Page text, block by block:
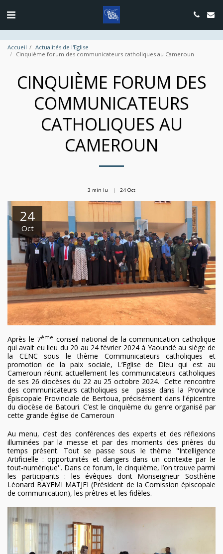
google.com, pub-4889604885818732, DIRECT, f08c47fec0942fa0
Accueil
Actualités de l'Eglise
Cinquième forum des communicateurs catholiques au Cameroun
CINQUIÈME FORUM DES
COMMUNICATEURS
CATHOLIQUES AU
CAMEROUN
3 min lu 24Oct
24
Oct
Après le 7ème conseil national de la communication catholique
qui avait eu lieu du 20 au 24 février 2024 à Yaoundé au siège de
la CENC sous le thème Communicateurs catholiques et
promotion de la paix sociale, L’Eglise de Dieu qui est au
Cameroun réunit actuellement les communicateurs catholiques
de ses 26 diocèses du 22 au 25 octobre 2024. Cette rencontre
des communicateurs catholiques se passe dans la Province
Épiscopale Provinciale de Bertoua, précisément dans l'épicentre
du diocèse de Batouri. C’est le cinquième du genre organisé par
cette grande église de Cameroun
Au menu, c’est des conférences des experts et des réflexions
illuminées par la messe et par des moments des prières du
temps présent. Tout se passe sous le thème "Intelligence
Artificielle : opportunités et dangers dans un contexte par le
tout-numérique''. Dans ce forum, le cinquième, l’on trouve parmi
les participants : les évêques dont Monseigneur Sosthène
Léonard BAYEMI MATJEI (Président de la Comission épiscopale
de communication), les prêtres et les fidèles.